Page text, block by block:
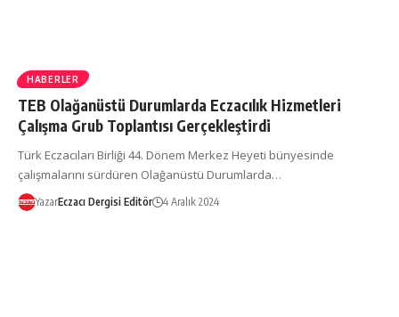
HABERLER
TEB Olağanüstü Durumlarda Eczacılık Hizmetleri
Çalışma Grub Toplantısı Gerçekleştirdi
Türk Eczacıları Birliği 44. Dönem Merkez Heyeti bünyesinde
çalışmalarını sürdüren Olağanüstü Durumlarda…
YazarEczacı Dergisi Editör 4 Aralık 2024